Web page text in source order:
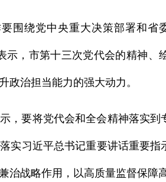
围绕党中央重大决策部署和
示，市第十三次党代会的精神
政治担当能力的强大动力。
，要将党代会和全会精神落实
实习近平总书记重要讲话重要
治战略作用，以高质量监督保障